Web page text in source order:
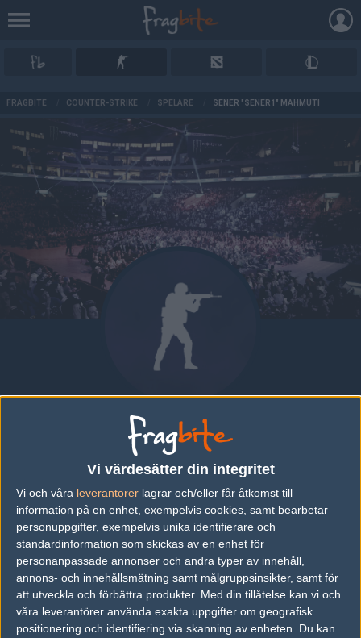
Vi värdesätter din integritet
Vi och våra leverantorer lagrar och/eller får åtkomst till
information på en enhet, exempelvis cookies, samt bearbetar
personuppgifter, exempelvis unika identifierare och
standardinformation som skickas av en enhet för
personanpassade annonser och andra typer av innehåll,
annons- och innehållsmätning samt målgruppsinsikter, samt för
att utveckla och förbättra produkter. Med din tillåtelse kan vi och
våra leverantörer använda exakta uppgifter om geografisk
positionering och identifiering via skanning av enheten. Du kan
FRAGBITE COUNTER-STRIKE SPELARE SENER "SENER1" MAHMUTI
Sener "SENER1" Mahmuti
DENMARK
Översikt Bio Matcher
Bio
Sener "SENER1" Mahmuti är en Counter-Strike: Global Offensive-
spelare från Denmark.